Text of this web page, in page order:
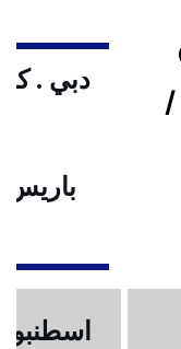
ولغاية 09 / 01 /
دبي .
باريس